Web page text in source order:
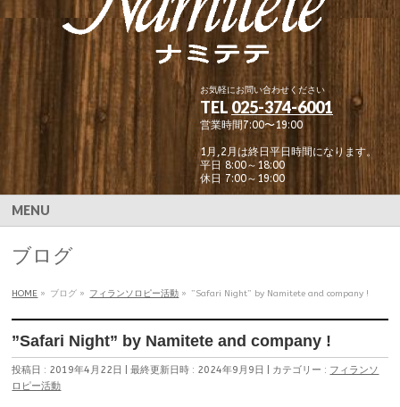
お気軽にお問い合わせください
TEL 025-374-6001
営業時間7:00〜19:00
1月,2月は終日平日時間になります。
平日 8:00～18:00
休日 7:00～19:00
MENU
ブログ
HOME » ブログ » フィランソロピー活動 » ”Safari Night” by Namitete and company !
”Safari Night” by Namitete and company !
投稿日 : 2019年4月22日 最終更新日時 : 2024年9月9日 カテゴリー : フィランソ
ロピー活動